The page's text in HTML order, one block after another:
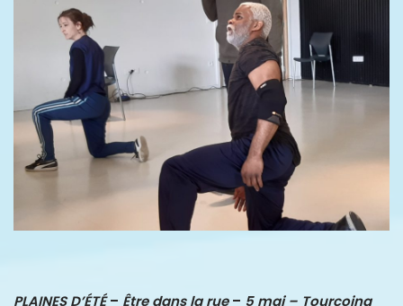
PLAINES D’ÉTÉ– Être dans la rue– 5 mai – Tourcoing